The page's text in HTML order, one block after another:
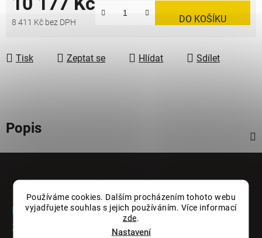
Používáme cookies. Dalším procházením tohoto webu
vyjadřujete souhlas s jejich používáním. Více informací
zde.
Nastavení
8 411 Kč bez DPH DO KOŠÍKU
Tisk Zeptat se Hlídat Sdílet
Popis
Informace pro vás
Rady a tipy
Zakázková výroba